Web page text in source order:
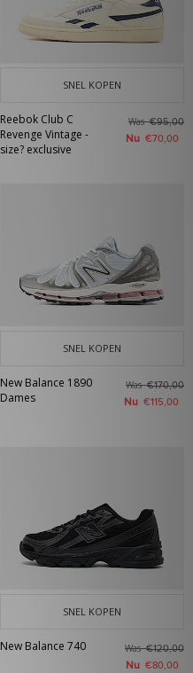
SNEL KOPEN
Reebok Club C
Revenge Vintage -
size? exclusive
Was€95,00
Nu €70,00
SNEL KOPEN
New Balance 1890
Dames
Was€170,00
Nu €115,00
SNEL KOPEN
New Balance 740 Was€120,00
Nu €80,00